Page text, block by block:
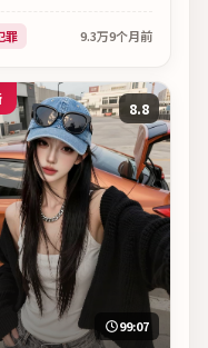
主打犯罪，高清片源
步更新。
罪 9.3万9个月前
8.8
99:07